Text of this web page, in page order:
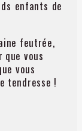
enfants de
feutrée,
vous
vous
tendresse !